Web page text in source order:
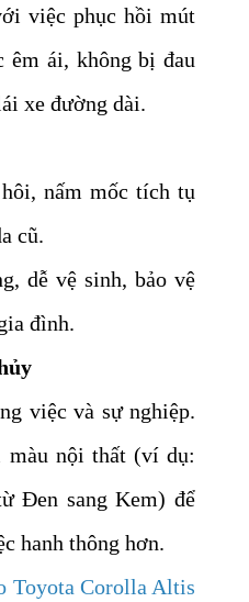
việc phục hồi mút
êm ái, không bị đau
xe đường dài.
nấm mốc tích tụ
cũ.
dễ vệ sinh, bảo vệ
đình.
việc và sự nghiệp.
màu nội thất (ví dụ:
Đen sang Kem) để
hanh thông hơn.
Toyota Corolla Altis